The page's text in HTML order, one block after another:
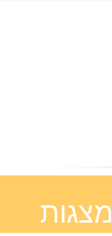
מצגות